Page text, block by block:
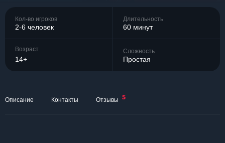
Кол-во игроков
2-6 человек
Длительность
60 минут
Возраст
14+
Сложность
Простая
Описание Контакты Отзывы 5